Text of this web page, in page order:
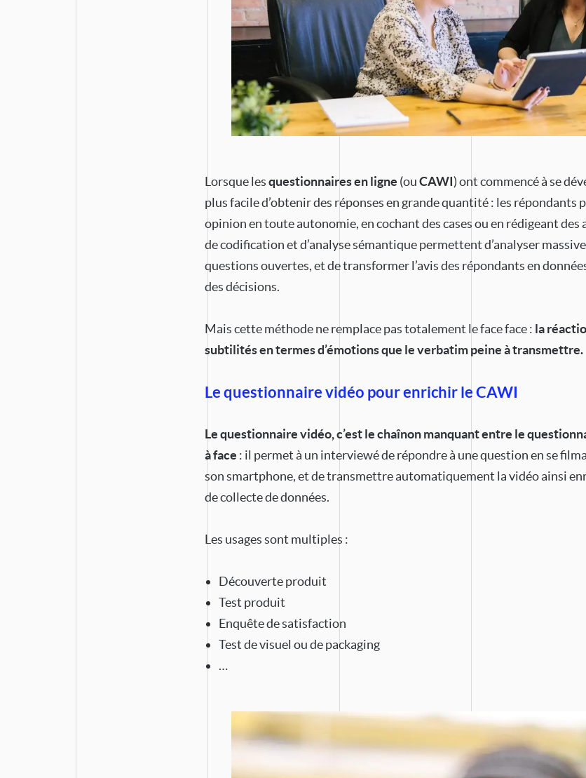
Lorsque lesquestionnaires en ligne (ouCAWI) ont commencé à se
plus facile d’obtenir des réponses en grande quantité : les répondants
opinion en toute autonomie, en cochant des cases ou en rédigeant des
de codification et d’analyse sémantique permettent d’analyser
questions ouvertes, et de transformer l’avis des répondants en
des décisions.
Mais cette méthode ne remplace pas totalement le face face : la
subtilités en termes d’émotions que le verbatim peine à transmettre.
Le questionnaire vidéo pour enrichir le CAWI
Le questionnaire vidéo, c’est le chaînon manquant entre le
à face : il permet à un interviewé de répondre à une question en se
son smartphone, et de transmettre automatiquement la vidéo ainsi
de collecte de données.
Les usages sont multiples :
Découverte produit
Test produit
Enquête de satisfaction
Test de visuel ou de packaging
…